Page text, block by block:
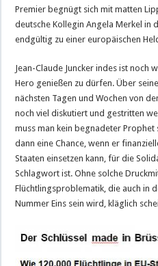
Premier begnügt sich mit matten
deutsche Kollegin Angela Merkel in
endgültig zu einer europäischen
Jean-Claude Juncker indes ist noch
Hero genießen zu dürfen. Über
nächsten Tagen und Wochen von
noch viel diskutiert und gestritten
muss man kein begnadeter Prophet
dann eine Chance, wenn er
Staaten einsetzen kann, für die
Schlagwort ist. Ohne solche
Flüchtlingsproblematik, die auch in
Nummer Eins sein wird, kläglich